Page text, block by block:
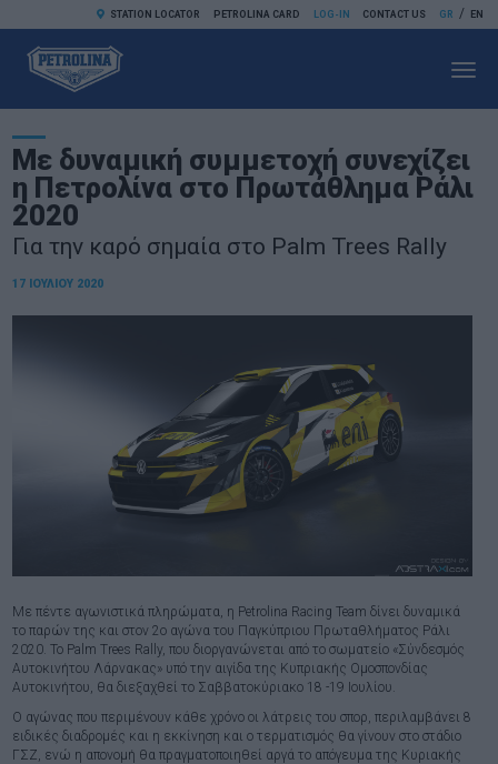
GR / EN
STATION LOCATOR PETROLINA CARD LOG-IN CONTACT US
Με δυναμική συμμετοχή συνεχίζει
η Πετρολίνα στο Πρωτάθλημα Ράλι
2020
Για την καρό σημαία στο Palm Trees Rally
17 ΙΟΥΛΊΟΥ 2020
Με πέντε αγωνιστικά πληρώματα, η Petrolina Racing Team δίνει δυναμικά
το παρών της και στον 2ο αγώνα του Παγκύπριου Πρωταθλήματος Ράλι
2020. Το Palm Trees Rally, που διοργανώνεται από το σωματείο «Σύνδεσμός
Αυτοκινήτου Λάρνακας» υπό την αιγίδα της Κυπριακής Ομοσπονδίας
Αυτοκινήτου, θα διεξαχθεί το Σαββατοκύριακο 18 -19 Ιουλίου.
Ο αγώνας που περιμένουν κάθε χρόνο οι λάτρεις του σπορ, περιλαμβάνει 8
ειδικές διαδρομές και η εκκίνηση και ο τερματισμός θα γίνουν στο στάδιο
ΓΣΖ, ενώ η απονομή θα πραγματοποιηθεί αργά το απόγευμα της Κυριακής